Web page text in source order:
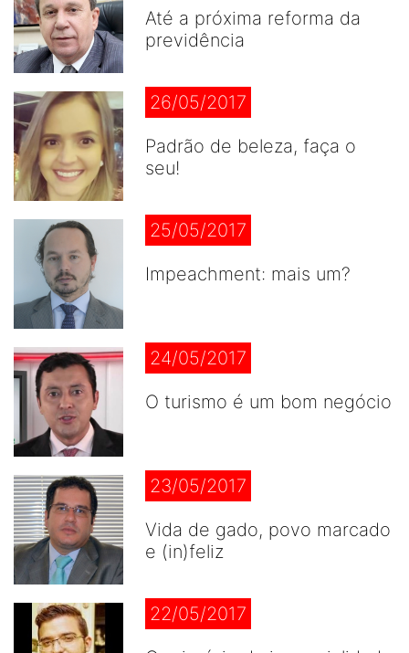
Até a próxima reforma da
previdência
26/05/2017
Padrão de beleza, faça o
seu!
25/05/2017
Impeachment: mais um?
24/05/2017
O turismo é um bom negócio
23/05/2017
Vida de gado, povo marcado
e (in)feliz
22/05/2017